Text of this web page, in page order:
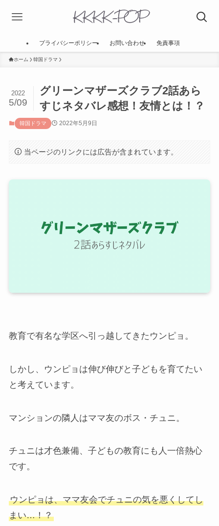
プライバシーポリシー お問い合わせ 免責事項
ホーム 韓国ドラマ
グリーンマザーズクラブ2話あら
すじネタバレ感想！友情とは！？
2022
5/09
韓国ドラマ 2022年5月9日
当ページのリンクには広告が含まれています。
教育で有名な学区へ引っ越してきたウンピョ。
しかし、ウンピョは伸び伸びと子どもを育てたい
と考えています。
マンションの隣人はママ友のボス・チュニ。
チュニは才色兼備、子どもの教育にも人一倍熱心
です。
ウンピョは、ママ友会でチュニの気を悪くしてし
まい…！？